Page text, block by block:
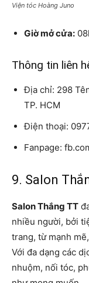
Viện tóc Hoàng Juno
Giờ mở cửa:
Thông tin liên
Địa chỉ: 298
TP. HCM
Điện thoại:
Fanpage:
9. Salon
Salon Thắng TT
nhiều người, bởi
trang, từ mạnh
Với đa dạng các
nhuộm, nối tóc,